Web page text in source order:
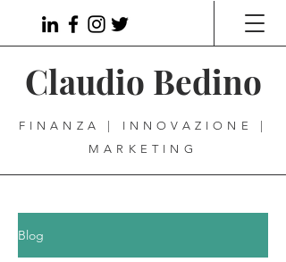
Claudio Bedino
FINANZA | INNOVAZIONE |
MARKETING
Blog